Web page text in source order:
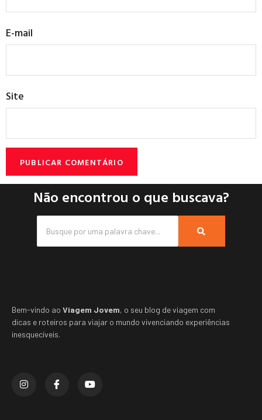
E-mail
Site
Não encontrou o que buscava?
Bem-vindo ao Viagem Jovem, o seu blog de viagem com
dicas e roteiros para viajar o mundo vivenciando experiências
inesquecíveis.